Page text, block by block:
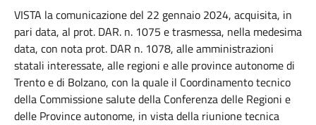
VISTA la comunicazione del 22 gennaio 2024, acquisita, in
pari data, al prot. DAR. n. 1075 e trasmessa, nella medesima
data, con nota prot. DAR n. 1078, alle amministrazioni
statali interessate, alle regioni e alle province autonome di
Trento e di Bolzano, con la quale il Coordinamento tecnico
della Commissione salute della Conferenza delle Regioni e
delle Province autonome, in vista della riunione tecnica